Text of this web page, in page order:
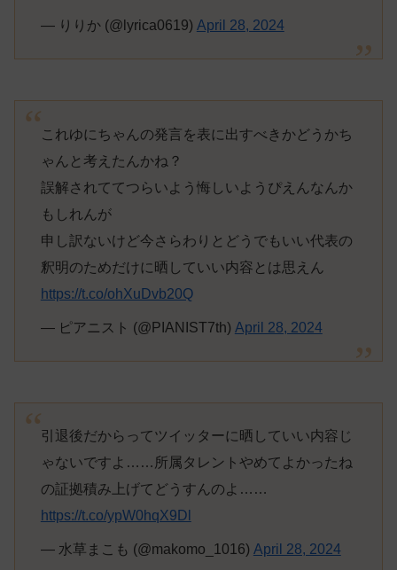
— りりか (@lyrica0619) April 28, 2024
これゆにちゃんの発言を表に出すべきかどうかち
ゃんと考えたんかね？
誤解されててつらいよう悔しいようぴえんなんか
もしれんが
申し訳ないけど今さらわりとどうでもいい代表の
釈明のためだけに晒していい内容とは思えん
https://t.co/ohXuDvb20Q
— ピアニスト (@PIANIST7th) April 28, 2024
引退後だからってツイッターに晒していい内容じ
ゃないですよ……所属タレントやめてよかったね
の証拠積み上げてどうすんのよ……
https://t.co/ypW0hqX9Dl
— 水草まこも (@makomo_1016) April 28, 2024